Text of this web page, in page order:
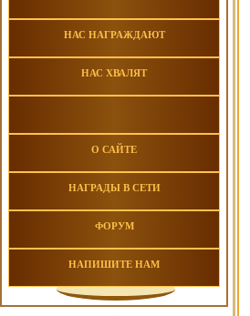
НАС НАГРАЖДАЮТ
НАС ХВАЛЯТ
О САЙТЕ
НАГРАДЫ В СЕТИ
ФОРУМ
НАПИШИТЕ НАМ